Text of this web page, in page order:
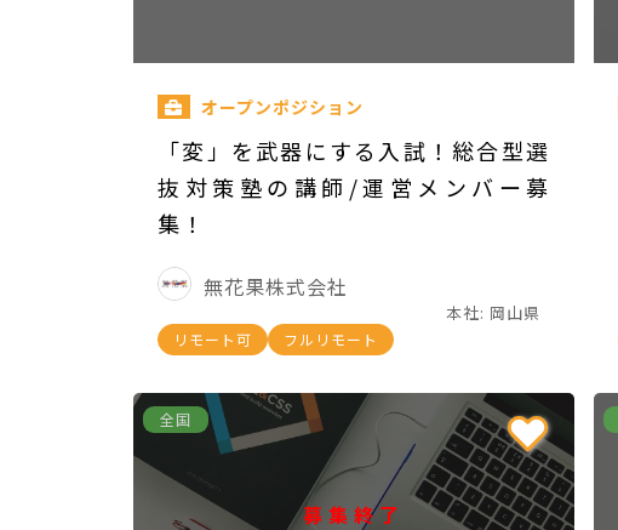
オープンポジション
「変」を武器にする入試！総合型選
抜対策塾の講師/運営メンバー募
集！
無花果株式会社
本社: 岡山県
リモート可 フルリモート
全国
募集終了